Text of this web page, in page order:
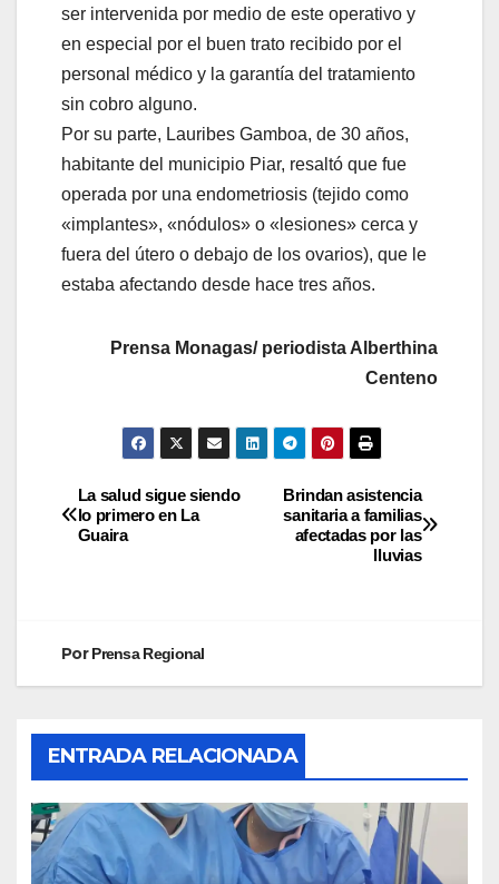
ser intervenida por medio de este operativo y
en especial por el buen trato recibido por el
personal médico y la garantía del tratamiento
sin cobro alguno.
Por su parte, Lauribes Gamboa, de 30 años,
habitante del municipio Piar, resaltó que fue
operada por una endometriosis (tejido como
«implantes», «nódulos» o «lesiones» cerca y
fuera del útero o debajo de los ovarios), que le
estaba afectando desde hace tres años.
Prensa Monagas/ periodista Alberthina
Centeno
Brindan asistencia
sanitaria a familias
afectadas por las
lluvias
La salud sigue siendo
lo primero en La
Guaira
PorPrensa Regional
ENTRADA RELACIONADA